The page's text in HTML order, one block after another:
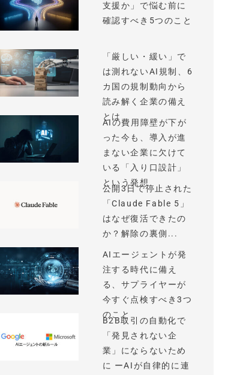
支援か」で悩む前に
確認すべき5つのこと
「厳しい・緩い」で
は測れないAI規制、6
カ国の規制動向から
読み解く企業の備え
とは
AIの費用障壁が下が
った今も、導入が進
まない企業に欠けて
いる「入り口設計」
という発想
公開3日で停止された
「Claude Fable 5」
はなぜ復活できたの
か？解除の裏側...
AIエージェントが発
注する時代に備え
る、サプライヤーが
今すぐ点検すべき3つ
のこと
B2B取引の自動化で
「発見されない企
業」にならないため
に ーAIが自律的に連